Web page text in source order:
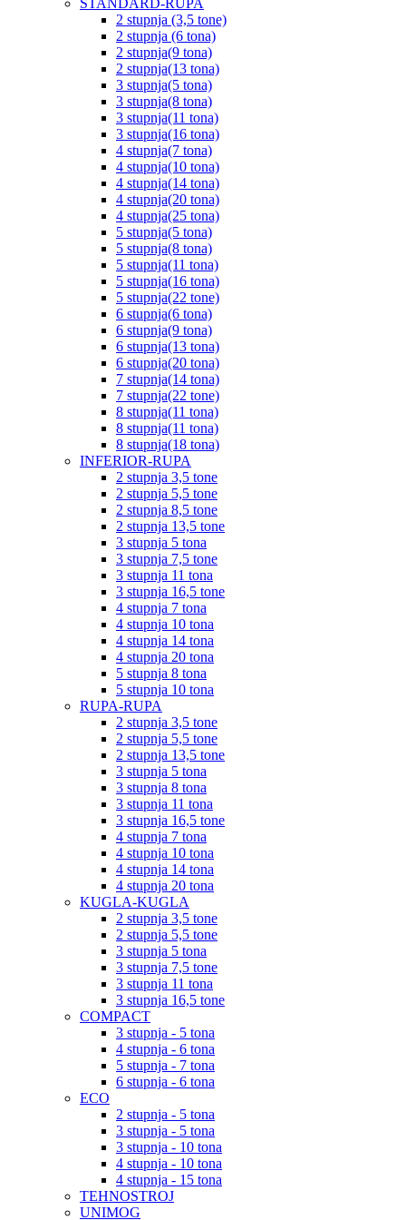
STANDARD-RUPA
2 stupnja (3,5 tone)
2 stupnja (6 tona)
2 stupnja(9 tona)
2 stupnja(13 tona)
3 stupnja(5 tona)
3 stupnja(8 tona)
3 stupnja(11 tona)
3 stupnja(16 tona)
4 stupnja(7 tona)
4 stupnja(10 tona)
4 stupnja(14 tona)
4 stupnja(20 tona)
4 stupnja(25 tona)
5 stupnja(5 tona)
5 stupnja(8 tona)
5 stupnja(11 tona)
5 stupnja(16 tona)
5 stupnja(22 tone)
6 stupnja(6 tona)
6 stupnja(9 tona)
6 stupnja(13 tona)
6 stupnja(20 tona)
7 stupnja(14 tona)
7 stupnja(22 tone)
8 stupnja(11 tona)
8 stupnja(11 tona)
8 stupnja(18 tona)
INFERIOR-RUPA
2 stupnja 3,5 tone
2 stupnja 5,5 tone
2 stupnja 8,5 tone
2 stupnja 13,5 tone
3 stupnja 5 tona
3 stupnja 7,5 tone
3 stupnja 11 tona
3 stupnja 16,5 tone
4 stupnja 7 tona
4 stupnja 10 tona
4 stupnja 14 tona
4 stupnja 20 tona
5 stupnja 8 tona
5 stupnja 10 tona
RUPA-RUPA
2 stupnja 3,5 tone
2 stupnja 5,5 tone
2 stupnja 13,5 tone
3 stupnja 5 tona
3 stupnja 8 tona
3 stupnja 11 tona
3 stupnja 16,5 tone
4 stupnja 7 tona
4 stupnja 10 tona
4 stupnja 14 tona
4 stupnja 20 tona
KUGLA-KUGLA
2 stupnja 3,5 tone
2 stupnja 5,5 tone
3 stupnja 5 tona
3 stupnja 7,5 tone
3 stupnja 11 tona
3 stupnja 16,5 tone
COMPACT
3 stupnja - 5 tona
4 stupnja - 6 tona
5 stupnja - 7 tona
6 stupnja - 6 tona
ECO
2 stupnja - 5 tona
3 stupnja - 5 tona
3 stupnja - 10 tona
4 stupnja - 10 tona
4 stupnja - 15 tona
TEHNOSTROJ
UNIMOG